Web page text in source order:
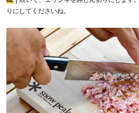
りにしてくださいね。